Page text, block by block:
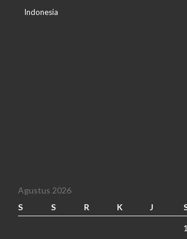
Indonesia
Agustus 2026
S
S R K J
1